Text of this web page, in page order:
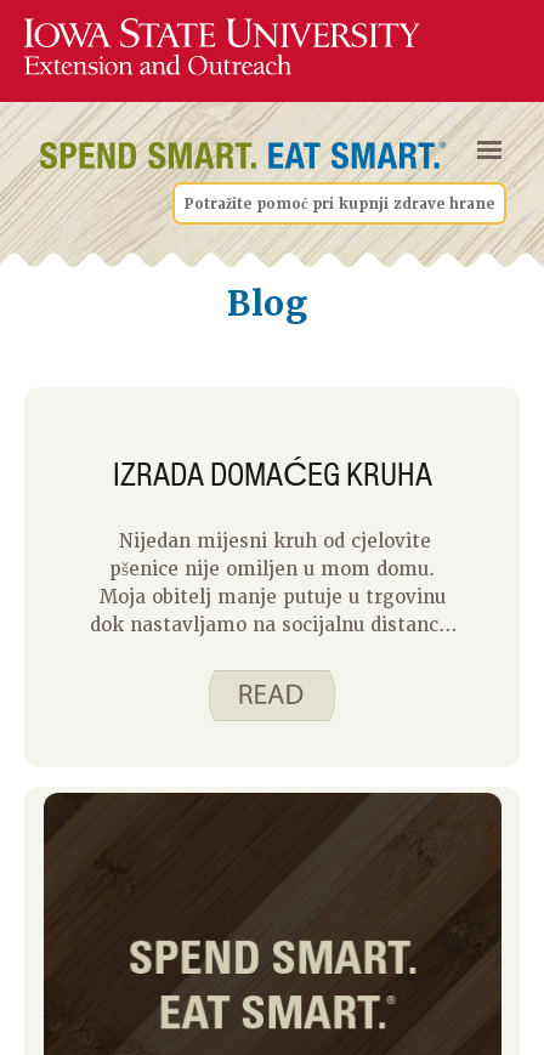
Potražite pomoć pri kupnji zdrave hrane
Blog
IZRADA DOMAĆEG KRUHA
Nijedan mijesni kruh od cjelovite
pšenice nije omiljen u mom domu.
Moja obitelj manje putuje u trgovinu
dok nastavljamo na socijalnu distancu.
da nam je opskrba svježom hranom
slaba. Ali i dalje jako volimo jesti kruh
na tome da zajedno napravimo štrucu
ovog kruha. Da biste to učinili, sve
sastojke ulijte u veliku zdjelu, istucite
ih zajedno, rasporedite tijesto u tavu,
pustite da se tijesto digne, pecite kruh
i poslužite.